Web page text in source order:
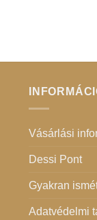
Vásárlási
Dessi Pont
Gyakran
Adatvédelmi